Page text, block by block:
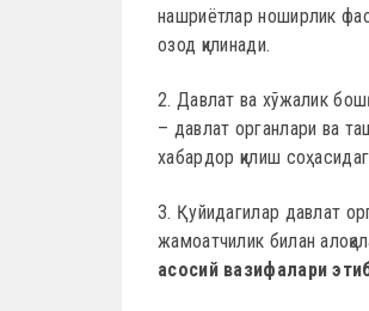
нашриётлар ноширлик
озод қилинади.
2. Давлат ва хўжалик
– давлат органлари ва
хабардор қилиш
3. Қуйидагилар давлат
жамоатчилик билан
асосий вазифалари